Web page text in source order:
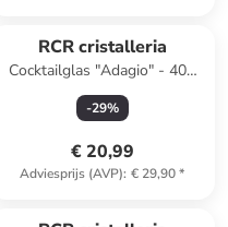
RCR cristalleria
Cocktailglas "Adagio" - 400
ml
-29%
€ 20,99
Adviesprijs (AVP): € 29,90*